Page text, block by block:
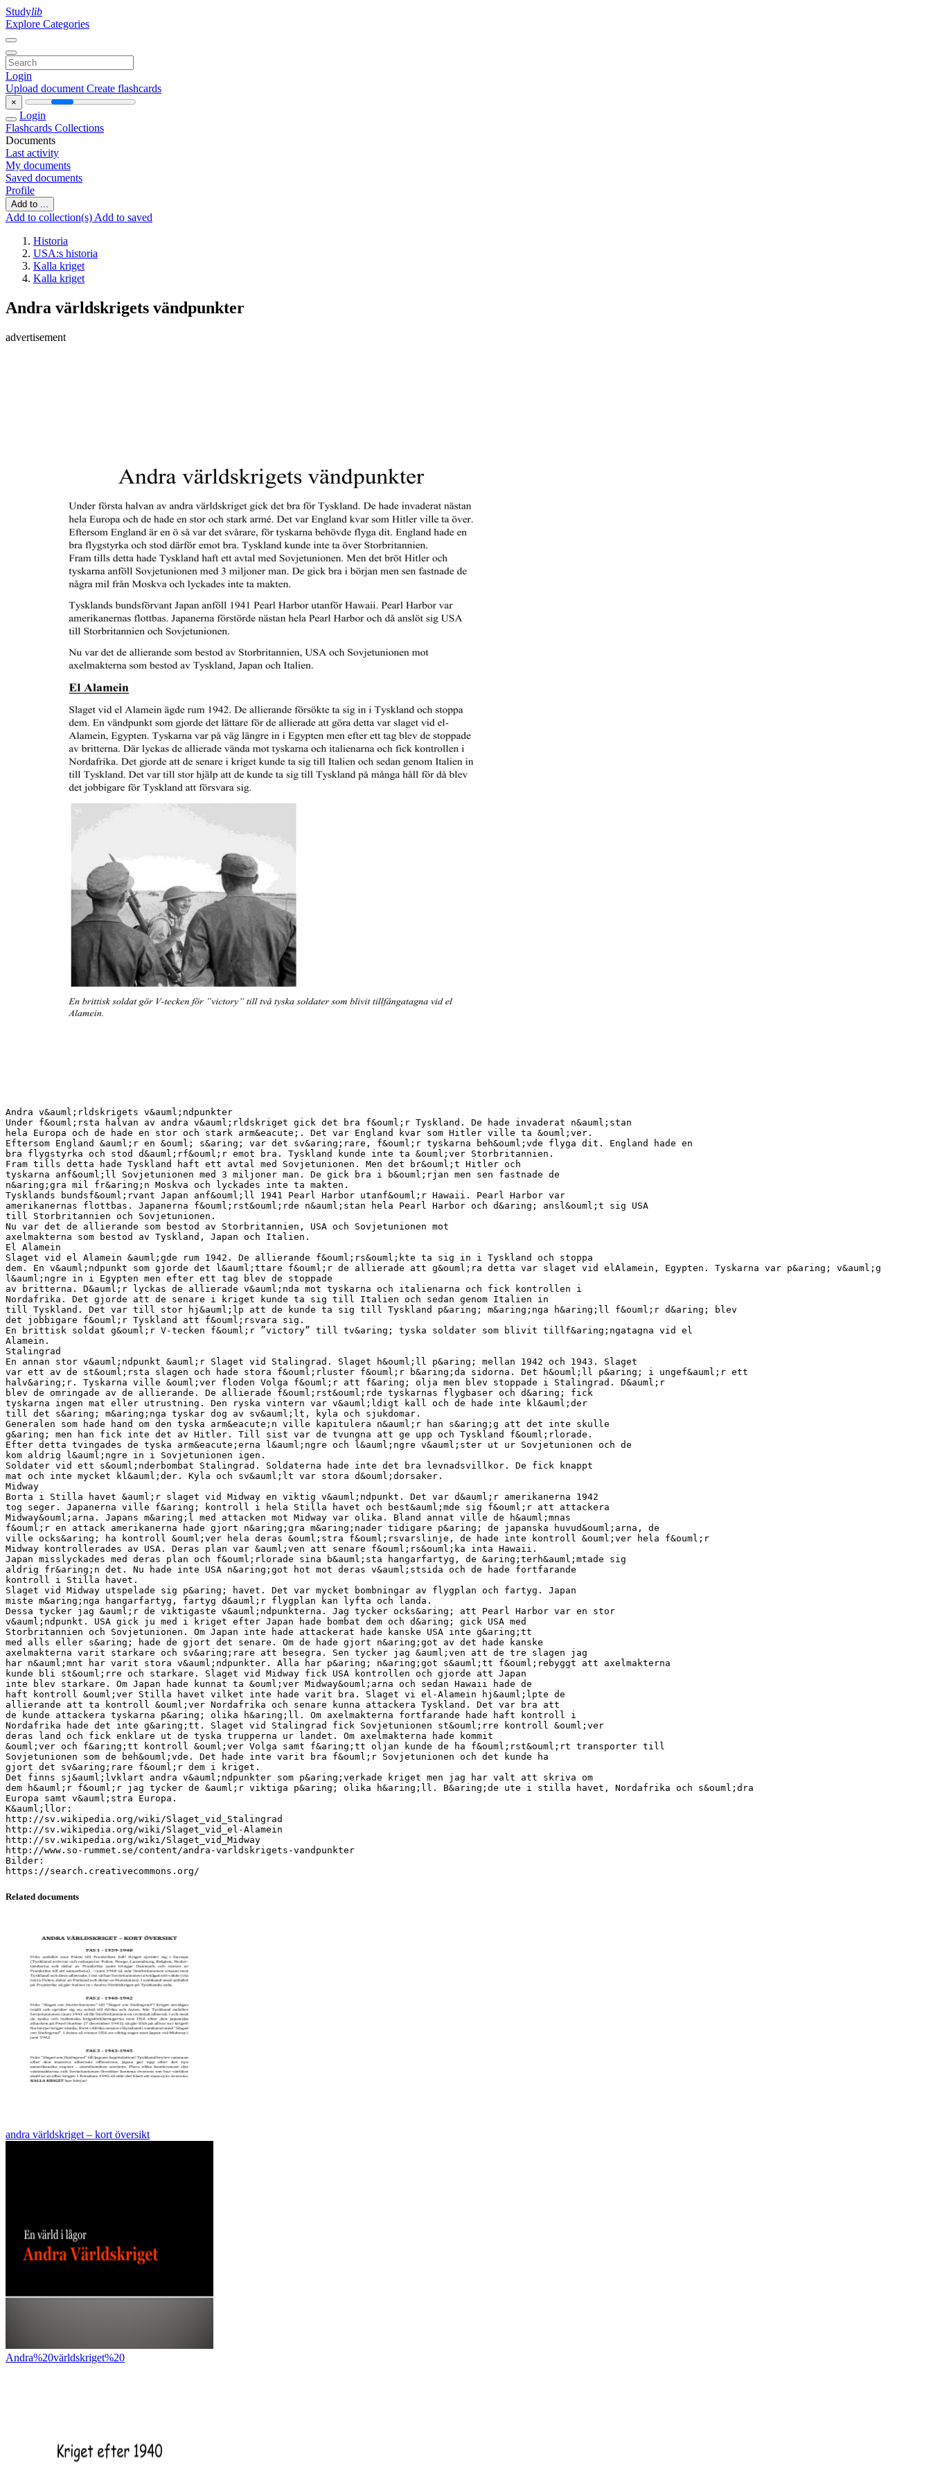
Studylib
Explore Categories
Login
Upload document Create flashcards
×
Login
Flashcards Collections
Documents
Last activity
My documents
Saved documents
Profile
Add to ...
Add to collection(s) Add to saved
Historia
USA:s historia
Kalla kriget
Kalla kriget
Andra världskrigets vändpunkter
advertisement
Andra v&auml;rldskrigets v&auml;ndpunkter
Under f&ouml;rsta halvan av andra v&auml;rldskriget gick det bra f&ouml;r Tyskland. De hade invaderat n&auml;stan
hela Europa och de hade en stor och stark arm&eacute;. Det var England kvar som Hitler ville ta &ouml;ver.
Eftersom England &auml;r en &ouml; s&aring; var det sv&aring;rare, f&ouml;r tyskarna beh&ouml;vde flyga dit. England hade en
bra flygstyrka och stod d&auml;rf&ouml;r emot bra. Tyskland kunde inte ta &ouml;ver Storbritannien.
Fram tills detta hade Tyskland haft ett avtal med Sovjetunionen. Men det br&ouml;t Hitler och
tyskarna anf&ouml;ll Sovjetunionen med 3 miljoner man. De gick bra i b&ouml;rjan men sen fastnade de
n&aring;gra mil fr&aring;n Moskva och lyckades inte ta makten.
Tysklands bundsf&ouml;rvant Japan anf&ouml;ll 1941 Pearl Harbor utanf&ouml;r Hawaii. Pearl Harbor var
amerikanernas flottbas. Japanerna f&ouml;rst&ouml;rde n&auml;stan hela Pearl Harbor och d&aring; ansl&ouml;t sig USA
till Storbritannien och Sovjetunionen.
Nu var det de allierande som bestod av Storbritannien, USA och Sovjetunionen mot
axelmakterna som bestod av Tyskland, Japan och Italien.
El Alamein
Slaget vid el Alamein &auml;gde rum 1942. De allierande f&ouml;rs&ouml;kte ta sig in i Tyskland och stoppa
dem. En v&auml;ndpunkt som gjorde det l&auml;ttare f&ouml;r de allierade att g&ouml;ra detta var slaget vid elAlamein, Egypten. Tyskarna var p&aring; v&auml;g
l&auml;ngre in i Egypten men efter ett tag blev de stoppade
av britterna. D&auml;r lyckas de allierade v&auml;nda mot tyskarna och italienarna och fick kontrollen i
Nordafrika. Det gjorde att de senare i kriget kunde ta sig till Italien och sedan genom Italien in
till Tyskland. Det var till stor hj&auml;lp att de kunde ta sig till Tyskland p&aring; m&aring;nga h&aring;ll f&ouml;r d&aring; blev
det jobbigare f&ouml;r Tyskland att f&ouml;rsvara sig.
En brittisk soldat g&ouml;r V-tecken f&ouml;r ”victory” till tv&aring; tyska soldater som blivit tillf&aring;ngatagna vid el
Alamein.
Stalingrad
En annan stor v&auml;ndpunkt &auml;r Slaget vid Stalingrad. Slaget h&ouml;ll p&aring; mellan 1942 och 1943. Slaget
var ett av de st&ouml;rsta slagen och hade stora f&ouml;rluster f&ouml;r b&aring;da sidorna. Det h&ouml;ll p&aring; i ungef&auml;r ett
halv&aring;r. Tyskarna ville &ouml;ver floden Volga f&ouml;r att f&aring; olja men blev stoppade i Stalingrad. D&auml;r
blev de omringade av de allierande. De allierade f&ouml;rst&ouml;rde tyskarnas flygbaser och d&aring; fick
tyskarna ingen mat eller utrustning. Den ryska vintern var v&auml;ldigt kall och de hade inte kl&auml;der
till det s&aring; m&aring;nga tyskar dog av sv&auml;lt, kyla och sjukdomar.
Generalen som hade hand om den tyska arm&eacute;n ville kapitulera n&auml;r han s&aring;g att det inte skulle
g&aring; men han fick inte det av Hitler. Till sist var de tvungna att ge upp och Tyskland f&ouml;rlorade.
Efter detta tvingades de tyska arm&eacute;erna l&auml;ngre och l&auml;ngre v&auml;ster ut ur Sovjetunionen och de
kom aldrig l&auml;ngre in i Sovjetunionen igen.
Soldater vid ett s&ouml;nderbombat Stalingrad. Soldaterna hade inte det bra levnadsvillkor. De fick knappt
mat och inte mycket kl&auml;der. Kyla och sv&auml;lt var stora d&ouml;dorsaker.
Midway
Borta i Stilla havet &auml;r slaget vid Midway en viktig v&auml;ndpunkt. Det var d&auml;r amerikanerna 1942
tog seger. Japanerna ville f&aring; kontroll i hela Stilla havet och best&auml;mde sig f&ouml;r att attackera
Midway&ouml;arna. Japans m&aring;l med attacken mot Midway var olika. Bland annat ville de h&auml;mnas
f&ouml;r en attack amerikanerna hade gjort n&aring;gra m&aring;nader tidigare p&aring; de japanska huvud&ouml;arna, de
ville ocks&aring; ha kontroll &ouml;ver hela deras &ouml;stra f&ouml;rsvarslinje, de hade inte kontroll &ouml;ver hela f&ouml;r
Midway kontrollerades av USA. Deras plan var &auml;ven att senare f&ouml;rs&ouml;ka inta Hawaii.
Japan misslyckades med deras plan och f&ouml;rlorade sina b&auml;sta hangarfartyg, de &aring;terh&auml;mtade sig
aldrig fr&aring;n det. Nu hade inte USA n&aring;got hot mot deras v&auml;stsida och de hade fortfarande
kontroll i Stilla havet.
Slaget vid Midway utspelade sig p&aring; havet. Det var mycket bombningar av flygplan och fartyg. Japan
miste m&aring;nga hangarfartyg, fartyg d&auml;r flygplan kan lyfta och landa.
Dessa tycker jag &auml;r de viktigaste v&auml;ndpunkterna. Jag tycker ocks&aring; att Pearl Harbor var en stor
v&auml;ndpunkt. USA gick ju med i kriget efter Japan hade bombat dem och d&aring; gick USA med
Storbritannien och Sovjetunionen. Om Japan inte hade attackerat hade kanske USA inte g&aring;tt
med alls eller s&aring; hade de gjort det senare. Om de hade gjort n&aring;got av det hade kanske
axelmakterna varit starkare och sv&aring;rare att besegra. Sen tycker jag &auml;ven att de tre slagen jag
har n&auml;mnt har varit stora v&auml;ndpunkter. Alla har p&aring; n&aring;got s&auml;tt f&ouml;rebyggt att axelmakterna
kunde bli st&ouml;rre och starkare. Slaget vid Midway fick USA kontrollen och gjorde att Japan
inte blev starkare. Om Japan hade kunnat ta &ouml;ver Midway&ouml;arna och sedan Hawaii hade de
haft kontroll &ouml;ver Stilla havet vilket inte hade varit bra. Slaget vi el-Alamein hj&auml;lpte de
allierande att ta kontroll &ouml;ver Nordafrika och senare kunna attackera Tyskland. Det var bra att
de kunde attackera tyskarna p&aring; olika h&aring;ll. Om axelmakterna fortfarande hade haft kontroll i
Nordafrika hade det inte g&aring;tt. Slaget vid Stalingrad fick Sovjetunionen st&ouml;rre kontroll &ouml;ver
deras land och fick enklare ut de tyska trupperna ur landet. Om axelmakterna hade kommit
&ouml;ver och f&aring;tt kontroll &ouml;ver Volga samt f&aring;tt oljan kunde de ha f&ouml;rst&ouml;rt transporter till
Sovjetunionen som de beh&ouml;vde. Det hade inte varit bra f&ouml;r Sovjetunionen och det kunde ha
gjort det sv&aring;rare f&ouml;r dem i kriget.
Det finns sj&auml;lvklart andra v&auml;ndpunkter som p&aring;verkade kriget men jag har valt att skriva om
dem h&auml;r f&ouml;r jag tycker de &auml;r viktiga p&aring; olika h&aring;ll. B&aring;de ute i stilla havet, Nordafrika och s&ouml;dra
Europa samt v&auml;stra Europa.
K&auml;llor:
http://sv.wikipedia.org/wiki/Slaget_vid_Stalingrad
http://sv.wikipedia.org/wiki/Slaget_vid_el-Alamein
http://sv.wikipedia.org/wiki/Slaget_vid_Midway
http://www.so-rummet.se/content/andra-varldskrigets-vandpunkter
Bilder:
Related documents
andra världskriget – kort översikt
Andra%20världskriget%20